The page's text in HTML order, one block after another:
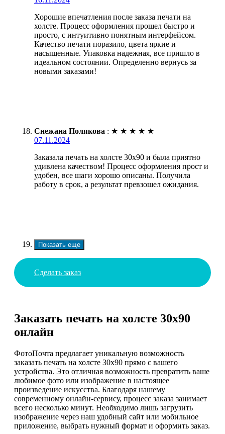
Хорошие впечатления после заказа печати на
холсте. Процесс оформления прошел быстро и
просто, с интуитивно понятным интерфейсом.
Качество печати поразило, цвета яркие и
насыщенные. Упаковка надежная, все пришло в
идеальном состоянии. Определенно вернусь за
новыми заказами!
Снежана Полякова : ★ ★ ★ ★ ★
07.11.2024
Заказала печать на холсте 30х90 и была приятно
удивлена качеством! Процесс оформления прост и
удобен, все шаги хорошо описаны. Получила
работу в срок, а результат превзошел ожидания.
Показать еще
Сделать заказ
Заказать печать на холсте 30х90
онлайн
ФотоПочта предлагает уникальную возможность
заказать печать на холсте 30х90 прямо с вашего
устройства. Это отличная возможность превратить ваше
любимое фото или изображение в настоящее
произведение искусства. Благодаря нашему
современному онлайн-сервису, процесс заказа занимает
всего несколько минут. Необходимо лишь загрузить
изображение через наш удобный сайт или мобильное
приложение, выбрать нужный формат и оформить заказ.